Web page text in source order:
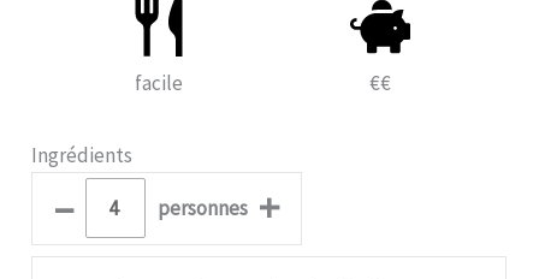
facile €€
Ingrédients
– personnes +